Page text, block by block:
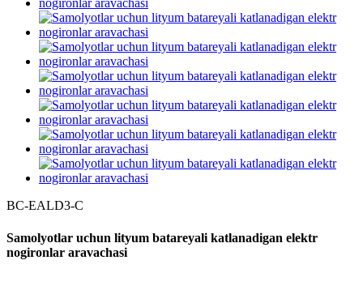
BC-EALD3-C
Samolyotlar uchun lityum batareyali katlanadigan elektr
nogironlar aravachasi